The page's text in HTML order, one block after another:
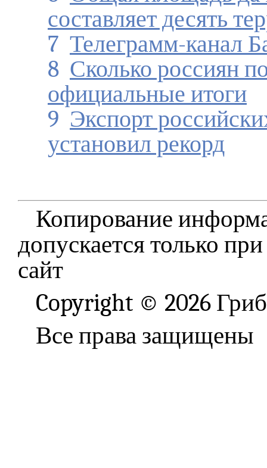
составляет десять
7 Телеграмм-канал
8 Сколько россиян
официальные итоги
9 Экспорт
установил рекорд
Копирование
допускается только
сайт
Copyright © 2026
Все права защищены